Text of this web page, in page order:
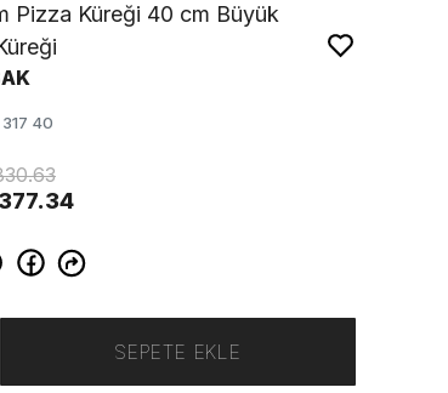
Pizza Küreği 40 cm Büyük
40
SEPETE EKLE